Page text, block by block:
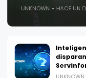
UNKNOWN HACE UN